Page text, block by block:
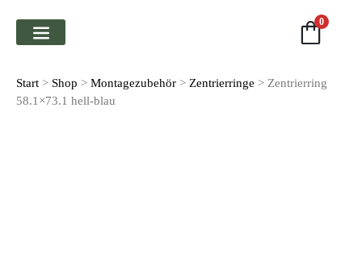
0
Start > Shop > Montage­zubehör > Zentrierringe > Zentrierring
58.1×73.1 hell-blau